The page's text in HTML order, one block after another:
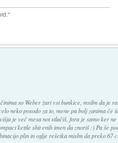
so Weber žari vsi bunkice, msilm da je
neko posodo za to, mene pa bolj zanima če
je več mesa not stlačiš, fora je samo ker
kettle shit enih imen da znoriš :) Pa še
plin in oglje rešetka mislm da preko 67